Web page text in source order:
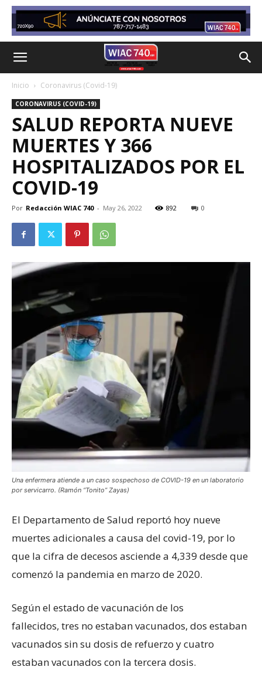
Inicio Coronavirus (Covid-19)
CORONAVIRUS (COVID-19)
SALUD REPORTA NUEVE
MUERTES Y 366
HOSPITALIZADOS POR EL
COVID-19
Por Redacción WIAC 740 - May 26, 2022 892 0
Una enfermera atiende a un caso sospechoso de COVID-19 en un laboratorio
por servicarro. (Ramón “Tonito” Zayas)
El Departamento de Salud reportó hoy nueve
muertes adicionales a causa del covid-19, por lo
que la cifra de decesos asciende a 4,339 desde que
comenzó la pandemia en marzo de 2020.
Según el estado de vacunación de los
fallecidos, tres no estaban vacunados, dos estaban
vacunados sin su dosis de refuerzo y cuatro
estaban vacunados con la tercera dosis.